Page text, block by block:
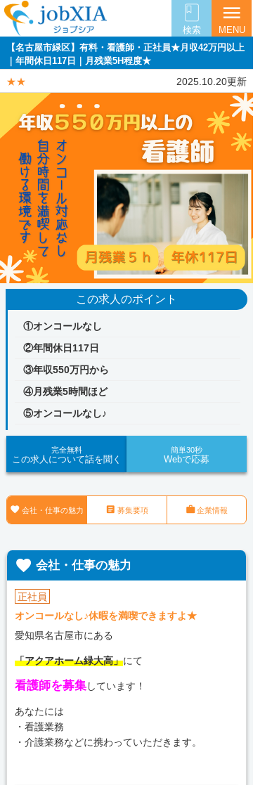
検索
menu
MENU
【名古屋市緑区】有料・看護師・正社員★月収42万円以上
｜年間休日117日｜月残業5H程度★
★★ 2025.10.20更新
この求人のポイント
①オンコールなし
②年間休日117日
③年収550万円から
④月残業5時間ほど
⑤オンコールなし♪
完全無料
この求人について話を聞く
簡単30秒
Webで応募
 会社・仕事の魅力  募集要項 企業情報
 会社・仕事の魅力
正社員
オンコールなし♪休暇を満喫できますよ★
愛知県名古屋市にある
「アクアホーム緑大高」にて
看護師を募集しています！
あなたには
・看護業務
・介護業務などに携わっていただきます。